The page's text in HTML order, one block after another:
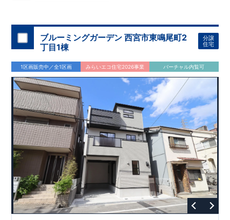
ブルーミングガーデン 西宮市東鳴尾町2
丁目1棟
分譲
住宅
1区画販売中／全1区画 みらいエコ住宅2026事業 バーチャル内覧可